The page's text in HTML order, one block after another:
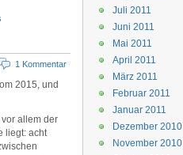
1 Kommentar
2015, und
vor allem der
liegt: acht
Juli 2011
Juni 2011
Mai 2011
April 2011
März 2011
Februar 2011
Januar 2011
Dezember 2010
November 2010